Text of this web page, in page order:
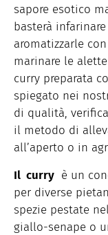
sapore esotico
basterà
aromatizzarle
marinare le
curry preparata
spiegato nei
di qualità,
il metodo di
all’aperto o in
Il curry è un
per diverse
spezie pestate
giallo-senape o